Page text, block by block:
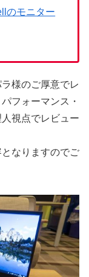
のモニター
様のご厚意でレ
フォーマンス・
視点でレビュー
なりますのでご